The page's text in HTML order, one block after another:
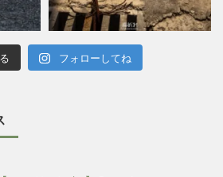
フォローしてね